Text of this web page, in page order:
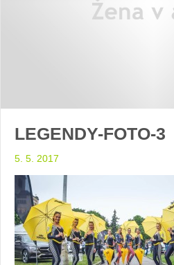
LEGENDY-FOTO-3
5. 5. 2017